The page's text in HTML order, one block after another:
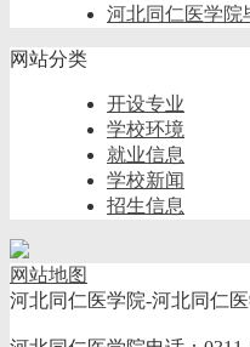
河北同仁医学院
网站分类
开设专业
学校环境
就业信息
学校新闻
招生信息
网站地图
河北同仁医学院-河北同仁